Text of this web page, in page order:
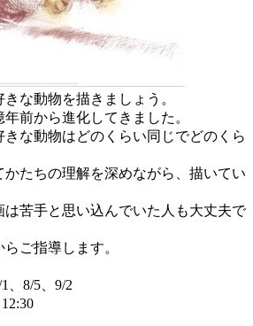
な動物を描きましょう。
前から進化してきました。
な動物はどのくらい同じでどのくら
かたちの理解を深めながら、描いてい
苦手と思い込んでいた人も大丈夫で
ご指導します。
、8/5、9/2